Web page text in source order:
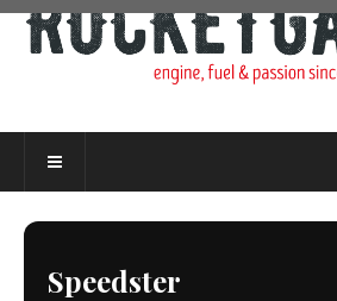
Speedster